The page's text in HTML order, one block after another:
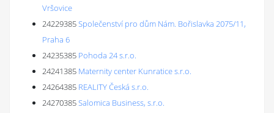
Vršovice
24229385Společenství pro dům Nám. Bořislavka 2075/11,
Praha 6
24235385 Pohoda 24 s.r.o.
24241385 Maternity center Kunratice s.r.o.
24264385 REALITY Česká s.r.o.
24270385Salomica Business, s.r.o.